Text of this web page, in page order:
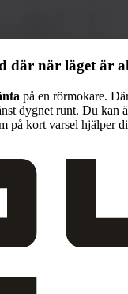
där när läget är
på en rörmokare.
dygnet runt. Du kan
på kort varsel hjälper